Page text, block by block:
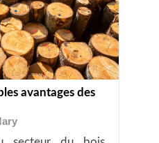
avantages des